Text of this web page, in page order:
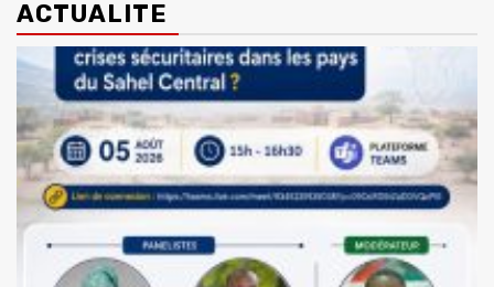
ACTUALITE